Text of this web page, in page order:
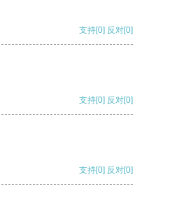
支持[0] 反对[0]
支持[0] 反对[0]
支持[0] 反对[0]